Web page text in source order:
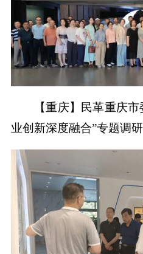
【重庆】民革重庆
业创新深度融合”专题调研